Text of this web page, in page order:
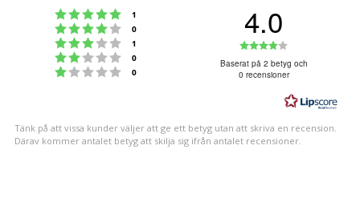
Betyg: 5 utav 5 stjärnor
1
Betyg: 4 utav 5 stjärnor
0
Betyg: 3 utav 5 stjärnor
1
Betyg: 2 utav 5 stjärnor
0
Betyg: 1 utav 5 stjärnor
0
4.0
4.0
utav
5
stjärnor
Baserat på 2 betyg och
0 recensioner
Tänk på att vissa kunder väljer att ge ett betyg utan att skriva en recension.
Därav kommer antalet betyg att skilja sig ifrån antalet recensioner.